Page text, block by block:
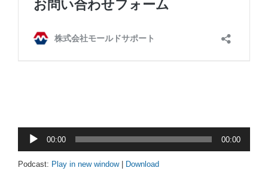
プ
00:00 00:00
Podcast: Play in new window| Download